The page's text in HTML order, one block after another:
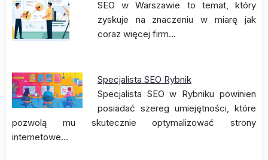
SEO w Warszawie to temat, który
zyskuje na znaczeniu w miarę jak
coraz więcej firm…
Specjalista SEO Rybnik
Specjalista SEO w Rybniku powinien
posiadać szereg umiejętności, które
pozwolą mu skutecznie optymalizować strony
internetowe…